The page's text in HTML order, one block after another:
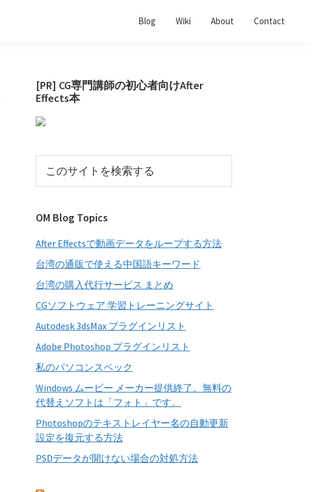
Blog Wiki About Contact
最
初
の
イ
ド
ー
[PR] CG専門講師の初心者向けAfter
Effects本
ト
検
索
す
る
OM Blog Topics
After Effectsで動画データをループする方法
台湾の通販で使える中国語キーワード
台湾の購入代行サービス まとめ
CGソフトウェア 学習トレーニングサイト
Autodesk 3dsMax プラグインリスト
Adobe Photoshop プラグインリスト
私のパソコンスペック
Windows ムービー メーカー提供終了。無料の
代替えソフトは「フォト」です。
Photoshopのテキストレイヤー名の自動更新
設定を復元する方法
PSDデータが開けない場合の対処方法